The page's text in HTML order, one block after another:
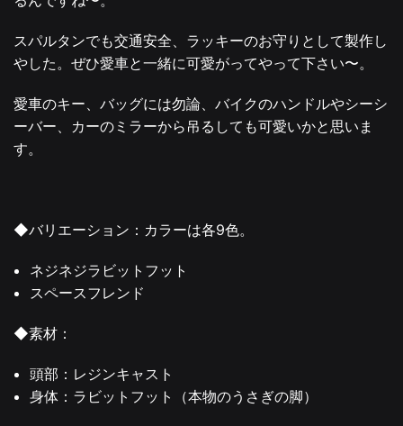
スパルタンでも交通安全、ラッキーのお守りとして製作し
やした。ぜひ愛車と一緒に可愛がってやって下さい〜。
愛車のキー、バッグには勿論、バイクのハンドルやシーシ
ーバー、カーのミラーから吊るしても可愛いかと思いま
す。
◆バリエーション：カラーは各9色。
ネジネジラビットフット
スペースフレンド
◆素材：
頭部：レジンキャスト
身体：ラビットフット（本物のうさぎの脚）